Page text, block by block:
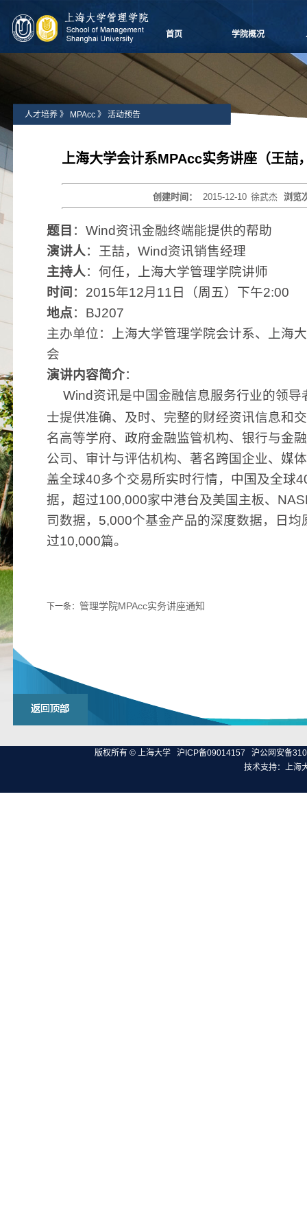
首页 学院概况
学院愿景
院长致辞
学院介绍
党群组织
学院制度
学院视频
历任领导
人才培养 》 MPAcc 》 活动预告
上海大学会计系MPAcc实务讲座（王喆
创建时间：2015-12-10 徐武杰 浏览
题目 ： Wind资讯金融终端能提供的帮助
演讲人：王喆， Wind资讯销售经理
主持人：何任，上海大学管理学院讲师
时间 ： 2015年12月 11 日（周五）下午2:00
地点： BJ207
主办单位：上海大学管理学院会计系、上海
会
演讲内容简介：
Wind资讯是中国金融信息服务行业的领
士提供准确、及时、完整的财经资讯信息和
名高等学府、政府金融监管机构、银行与金
公司、审计与评估机构、著名跨国企业、媒
盖全球40多个交易所实时行情，中国及全球
据，超过100,000家中港台及美国主板、
司数据， 5,000个基金产品的深度数据，日
过10,000篇。
下一条： 管理学院MPAcc实务讲座通知
版权所有 © 上海大学 沪ICP备09014157
沪公网安备
技术支持：上海